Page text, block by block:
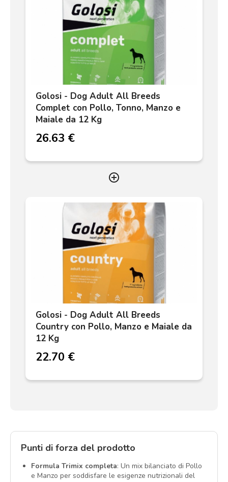
Golosi - Dog Adult All Breeds
Complet con Pollo, Tonno, Manzo e
Maiale da 12 Kg
26.63 €
add_circle_outline
Golosi - Dog Adult All Breeds
Country con Pollo, Manzo e Maiale da
12 Kg
22.70 €
Punti di forza del prodotto
Formula Trimix completa: Un mix bilanciato di Pollo
e Manzo per soddisfare le esigenze nutrizionali del